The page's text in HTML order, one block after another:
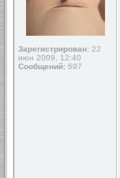
Зарегистрирован: 22
июн 2009, 12:40
Сообщений: 697